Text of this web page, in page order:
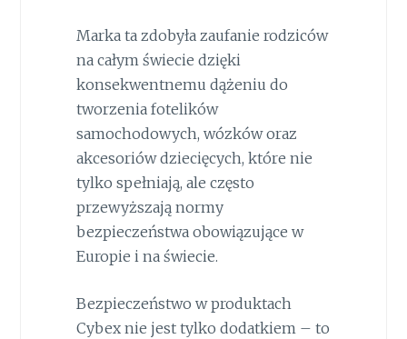
Marka ta zdobyła zaufanie rodziców
na całym świecie dzięki
konsekwentnemu dążeniu do
tworzenia fotelików
samochodowych, wózków oraz
akcesoriów dziecięcych, które nie
tylko spełniają, ale często
przewyższają normy
bezpieczeństwa obowiązujące w
Europie i na świecie.
Bezpieczeństwo w produktach
Cybex nie jest tylko dodatkiem – to